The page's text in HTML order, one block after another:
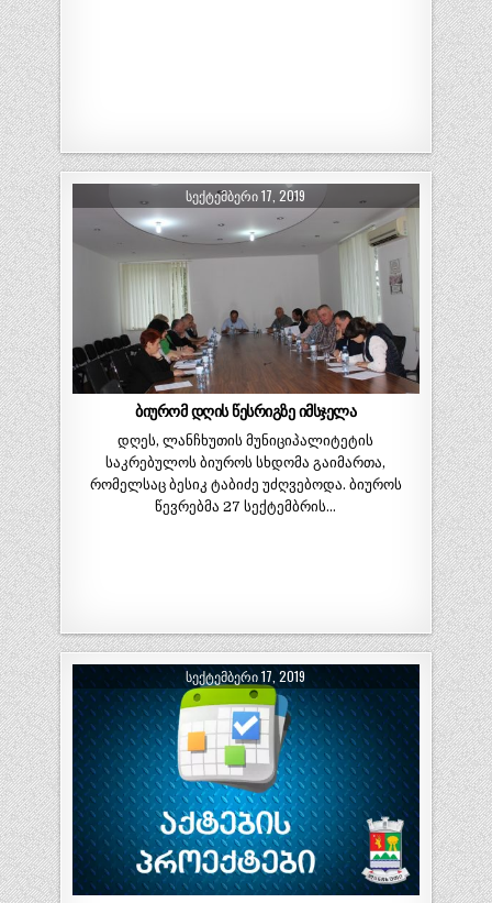
ᲡᲔᲥᲢᲔᲛᲑᲔᲠᲘ 17, 2019
ბიურომ დღის წესრიგზე იმსჯელა
დღეს, ლანჩხუთის მუნიციპალიტეტის
საკრებულოს ბიუროს სხდომა გაიმართა,
რომელსაც ბესიკ ტაბიძე უძღვებოდა. ბიუროს
წევრებმა 27 სექტემბრის…
ᲡᲔᲥᲢᲔᲛᲑᲔᲠᲘ 17, 2019